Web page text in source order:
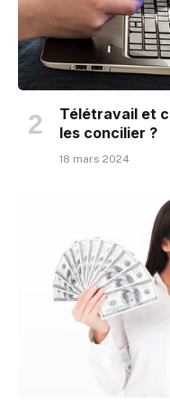
Télétravail et
les concilier ?
18 mars 2024